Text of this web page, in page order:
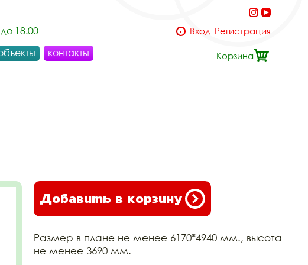
18.00
контакты
Вход Регистрация
Корзина
Добавить в корзину
Размер в плане не менее 6170*4940 мм., высота
не менее 3690 мм.